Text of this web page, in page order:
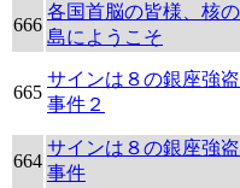
666
各国首脳の皆様、核の
島にようこそ
665
サインは８の銀座強盗
事件２
664
サインは８の銀座強盗
事件